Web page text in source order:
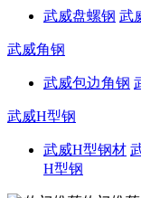
武威盘螺钢 武
武威角钢
武威包边角钢
武威H型钢
武威H型钢材
H型钢